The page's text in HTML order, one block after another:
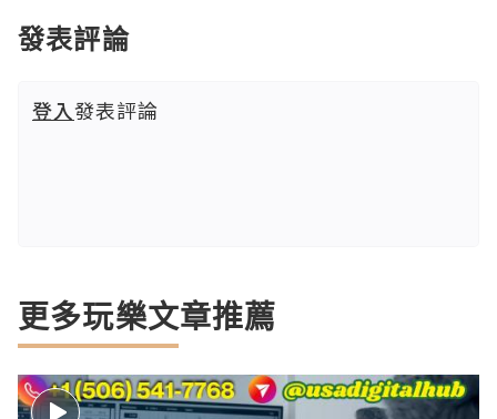
發表評論
登入發表評論
更多玩樂文章推薦